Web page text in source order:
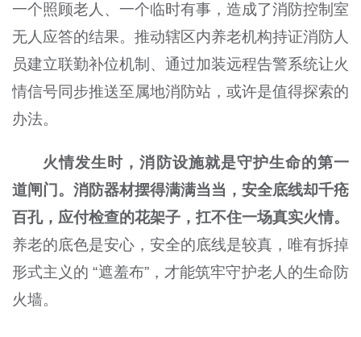
一个照顾老人、一个临时有事，造成了消防控制室
无人应答的结果。推动辖区内养老机构持证消防人
员建立联勤补位机制、通过加装远程告警系统让火
情信号同步推送至属地消防站，或许是值得探索的
办法。
火情发生时，消防设施就是守护生命的第一
道闸门。消防器材摆得满满当当，安全底线却千疮
百孔，应付检查的花架子，扛不住一场真实火情。
养老的底色是安心，安全的底线是较真，唯有拆掉
形式主义的 “遮羞布”，才能筑牢守护老人的生命防
火墙。